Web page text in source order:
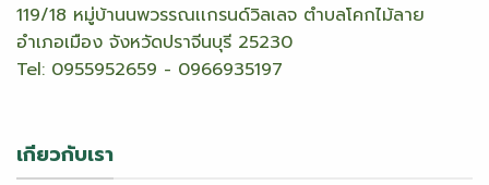
119/18 หมู่บ้านนพวรรณเเกรนด์วิลเลจ ตำบลโคกไม้ลาย
อำเภอเมือง จังหวัดปราจีนบุรี 25230
Tel: 0955952659 - 0966935197
เกียวกับเรา